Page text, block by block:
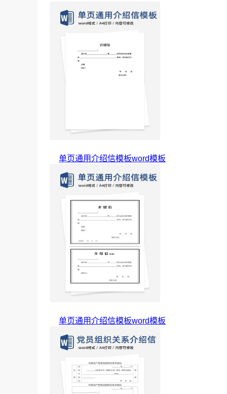
单页通用介绍信模板word模板
单页通用介绍信模板word模板